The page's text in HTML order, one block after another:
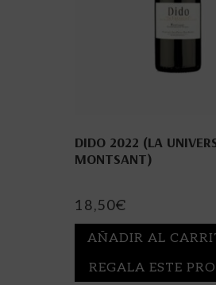
DIDO 2022 (LA
MONTSANT)
18,50€
AÑADIR AL
REGALA ESTE